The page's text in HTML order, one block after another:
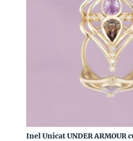
Inel Unicat UNDER ARMOUR